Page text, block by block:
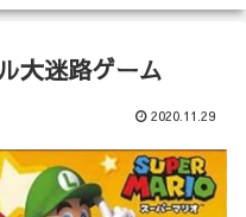
大迷路ゲーム
2020.11.29